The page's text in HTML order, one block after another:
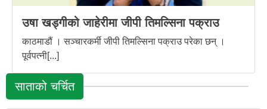
उषा खड्गीको जाहेरीमा जीपी तिमल्सिना पक्राउ
काठमाडौं । सञ्चारकर्मी जीपी तिमल्सिना पक्राउ परेका छन् ।
पूर्वपत्नी[...]
साताको चर्चित